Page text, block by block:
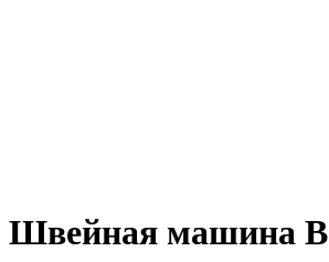
Швейная машина